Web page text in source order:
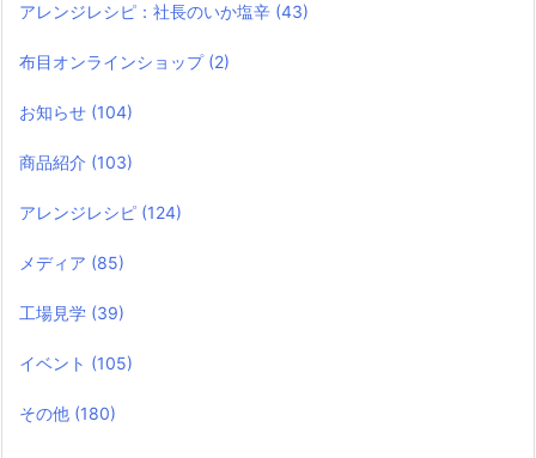
アレンジレシピ：社長のいか塩辛 (43)
布目オンラインショップ (2)
お知らせ (104)
商品紹介 (103)
アレンジレシピ (124)
メディア (85)
工場見学 (39)
イベント (105)
その他 (180)